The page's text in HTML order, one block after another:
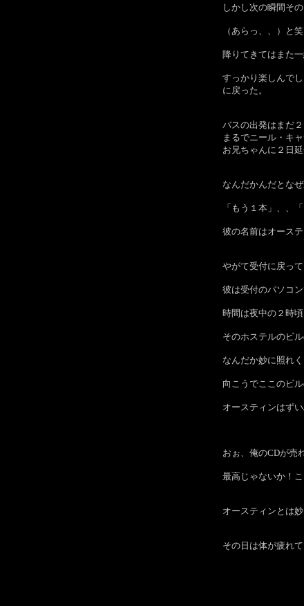
しかし次の瞬間そ
（あらっ、、）と
降りてきてはまた一
すっかり楽しんで
に戻った。
バスの出発はまだ
まるでニール・キ
お兄ちゃんに２日
なんだかんだとな
「もう１本」、、
彼の名前はオース
やがて受付に戻っ
彼は受付のパソコ
時間は夜中の２時
そのホステルのビ
なんだか妙に照れく
向こうでここのビ
オースティンはず
おぉ、俺のCDが売
最高じゃないか！
オースティンとは
その日は体が疲れ